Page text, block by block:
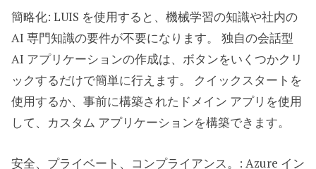
簡略化: LUIS を使用すると、機械学習の知識や社内の
AI 専門知識の要件が不要になります。 独自の会話型
AI アプリケーションの作成は、ボタンをいくつかクリ
ックするだけで簡単に行えます。 クイックスタートを
使用するか、事前に構築されたドメイン アプリを使用
して、カスタム アプリケーションを構築できます。
安全、プライベート、コンプライアンス。: Azure イン